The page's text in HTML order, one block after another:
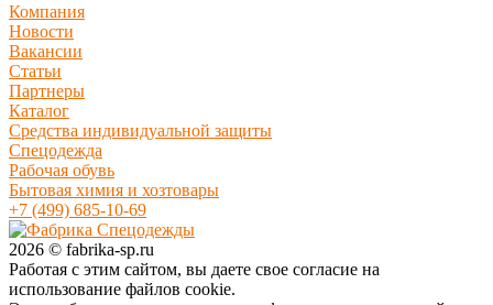
Компания
Новости
Вакансии
Статьи
Партнеры
Каталог
Средства индивидуальной защиты
Спецодежда
Рабочая обувь
Бытовая химия и хозтовары
+7 (499) 685-10-69
2026 © fabrika-sp.ru
Работая с этим сайтом, вы даете свое согласие на
использование файлов cookie.